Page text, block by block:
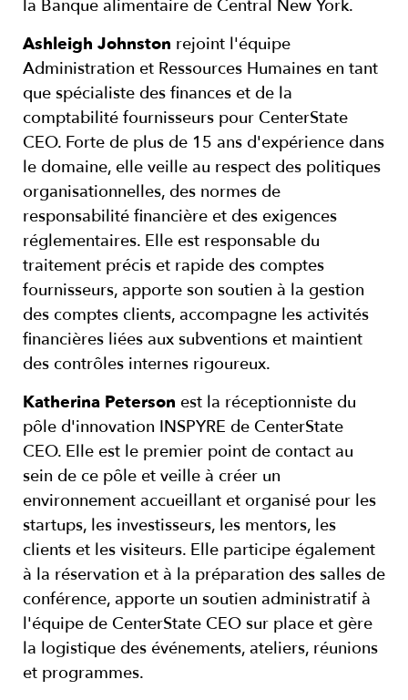
la Banque alimentaire de Central New York.
Ashleigh Johnston rejoint l'équipe
Administration et Ressources Humaines en tant
que spécialiste des finances et de la
comptabilité fournisseurs pour CenterState
CEO. Forte de plus de 15 ans d'expérience dans
le domaine, elle veille au respect des politiques
organisationnelles, des normes de
responsabilité financière et des exigences
réglementaires. Elle est responsable du
traitement précis et rapide des comptes
fournisseurs, apporte son soutien à la gestion
des comptes clients, accompagne les activités
financières liées aux subventions et maintient
des contrôles internes rigoureux.
Katherina Peterson est la réceptionniste du
pôle d'innovation INSPYRE de CenterState
CEO. Elle est le premier point de contact au
sein de ce pôle et veille à créer un
environnement accueillant et organisé pour les
startups, les investisseurs, les mentors, les
clients et les visiteurs. Elle participe également
à la réservation et à la préparation des salles de
conférence, apporte un soutien administratif à
l'équipe de CenterState CEO sur place et gère
la logistique des événements, ateliers, réunions
et programmes.